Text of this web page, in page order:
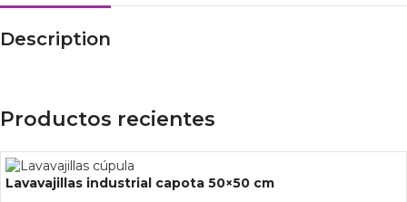
Description
Productos recientes
Lavavajillas industrial capota 50×50 cm